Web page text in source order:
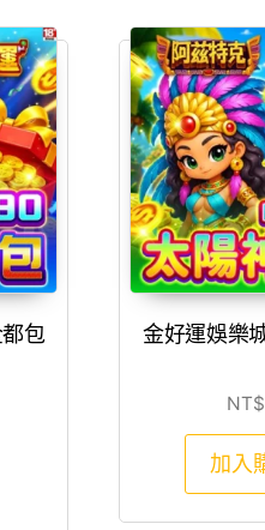
包
金好運娛樂
NT$
加入